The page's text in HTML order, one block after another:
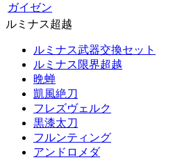
ガイゼン
ルミナス超越
ルミナス武器交換セット
ルミナス限界超越
晩蝉
凱風絶刀
フレズヴェルク
黒漆太刀
フルンティング
アンドロメダ